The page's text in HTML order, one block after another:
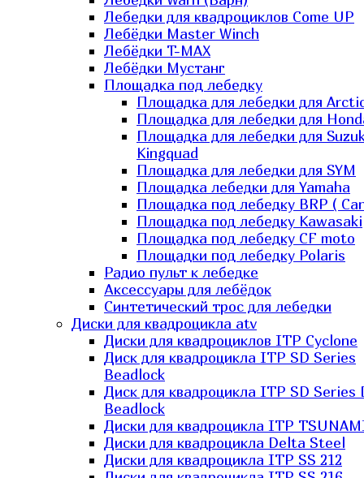
Лебедки для квадроциклов Come UP
Лебёдки Master Winch
Лебёдки T-MAX
Лебёдки Мустанг
Площадка под лебедку
Площадка для лебедки для
Площадка для лебедки для
Площадка для лебедки для
Kingquad
Площадка для лебедки для SYM
Площадка лебедки для Yamaha
Площадка под лебедку BRP (
Площадка под лебедку Kawasaki
Площадка под лебедку СF moto
Площадки под лебедку Polaris
Радио пульт к лебедке
Аксессуары для лебёдок
Синтетический трос для лебедки
Диски для квадроцикла atv
Диски для квадроциклов ITP Cyclone
Диск для квадроцикла ITP SD Series
Beadlock
Диск для квадроцикла ITP SD Series
Beadlock
Диски для квадроцикла ITP
Диски для квадроцикла Delta Steel
Диски для квадроцикла ITP SS 212